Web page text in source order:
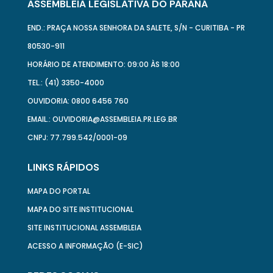
ASSEMBLEIA LEGISLATIVA DO PARANÁ
END.: PRAÇA NOSSA SENHORA DA SALETE, S/N - CURITIBA - PR
80530-911
HORÁRIO DE ATENDIMENTO: 09:00 ÀS 18:00
TEL.: (41) 3350-4000
OUVIDORIA: 0800 6456 760
EMAIL.: OUVIDORIA@ASSEMBLEIA.PR.LEG.BR
CNPJ: 77.799.542/0001-09
LINKS RÁPIDOS
MAPA DO PORTAL
MAPA DO SITE INSTITUCIONAL
SITE INSTITUCIONAL ASSEMBLEIA
ACESSO A INFORMAÇÃO (E-SIC)